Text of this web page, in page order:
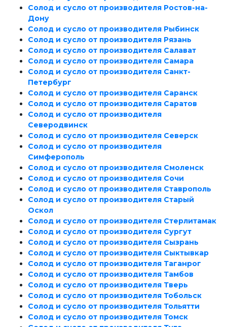
Солод и сусло от производителя Ростов-на-
Дону
Солод и сусло от производителя Рыбинск
Солод и сусло от производителя Рязань
Солод и сусло от производителя Салават
Солод и сусло от производителя Самара
Солод и сусло от производителя Санкт-
Петербург
Солод и сусло от производителя Саранск
Солод и сусло от производителя Саратов
Солод и сусло от производителя
Северодвинск
Солод и сусло от производителя Северск
Солод и сусло от производителя
Симферополь
Солод и сусло от производителя Смоленск
Солод и сусло от производителя Сочи
Солод и сусло от производителя Ставрополь
Солод и сусло от производителя Старый
Оскол
Солод и сусло от производителя Стерлитамак
Солод и сусло от производителя Сургут
Солод и сусло от производителя Сызрань
Солод и сусло от производителя Сыктывкар
Солод и сусло от производителя Таганрог
Солод и сусло от производителя Тамбов
Солод и сусло от производителя Тверь
Солод и сусло от производителя Тобольск
Солод и сусло от производителя Тольятти
Солод и сусло от производителя Томск